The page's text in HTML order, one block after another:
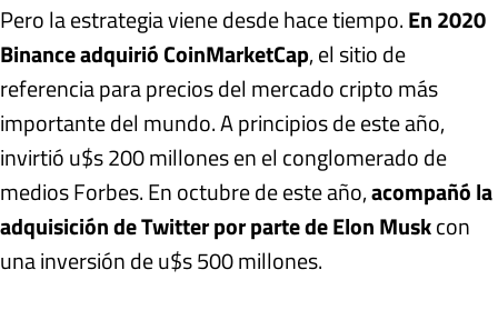
Pero la estrategia viene desde hace tiempo.En 2020
Binance adquirió CoinMarketCap, el sitio de
referencia para precios del mercado cripto más
importante del mundo. A principios de este año,
invirtió u$s 200 millones en el conglomerado de
medios Forbes. En octubre de este año,acompañó la
adquisición de Twitter por parte de Elon Muskcon
una inversión de u$s 500 millones.